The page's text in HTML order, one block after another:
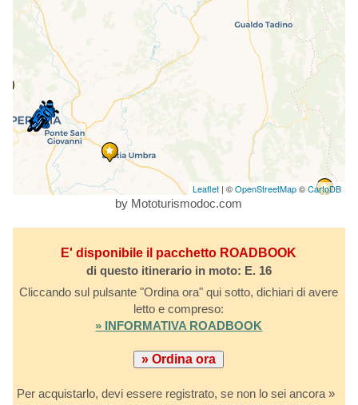
Leaflet | ©OpenStreetMap©CartoDB
by Mototurismodoc.com
E' disponibile il pacchetto ROADBOOK
di questo itinerario in moto: E. 16
Cliccando sul pulsante "Ordina ora" qui sotto, dichiari di avere
letto e compreso:
» INFORMATIVA ROADBOOK
Per acquistarlo, devi essere registrato, se non lo sei ancora »